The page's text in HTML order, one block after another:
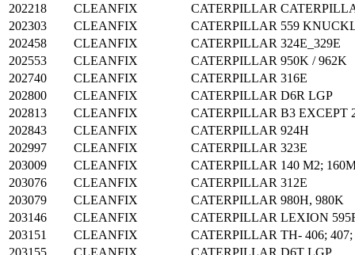
202218
CLEANFIX CATERPILLAR
202303
CLEANFIX CATERPILLAR 559
202458
CLEANFIX CATERPILLAR 324E_329E
202553
CLEANFIX CATERPILLAR 950K / 962K
202740
CLEANFIX CATERPILLAR 316E
202800
CLEANFIX CATERPILLAR D6R LGP
202813
CLEANFIX CATERPILLAR B3 EXCEPT
202843
CLEANFIX CATERPILLAR 924H
202997
CLEANFIX CATERPILLAR 323E
203009
CLEANFIX CATERPILLAR 140 M2;
203076
CLEANFIX CATERPILLAR 312E
203079
CLEANFIX CATERPILLAR 980H, 980K
203146
CLEANFIX CATERPILLAR LEXION
203151
CLEANFIX CATERPILLAR TH- 406; 407;
203155
CLEANFIX CATERPILLAR D6T LGP